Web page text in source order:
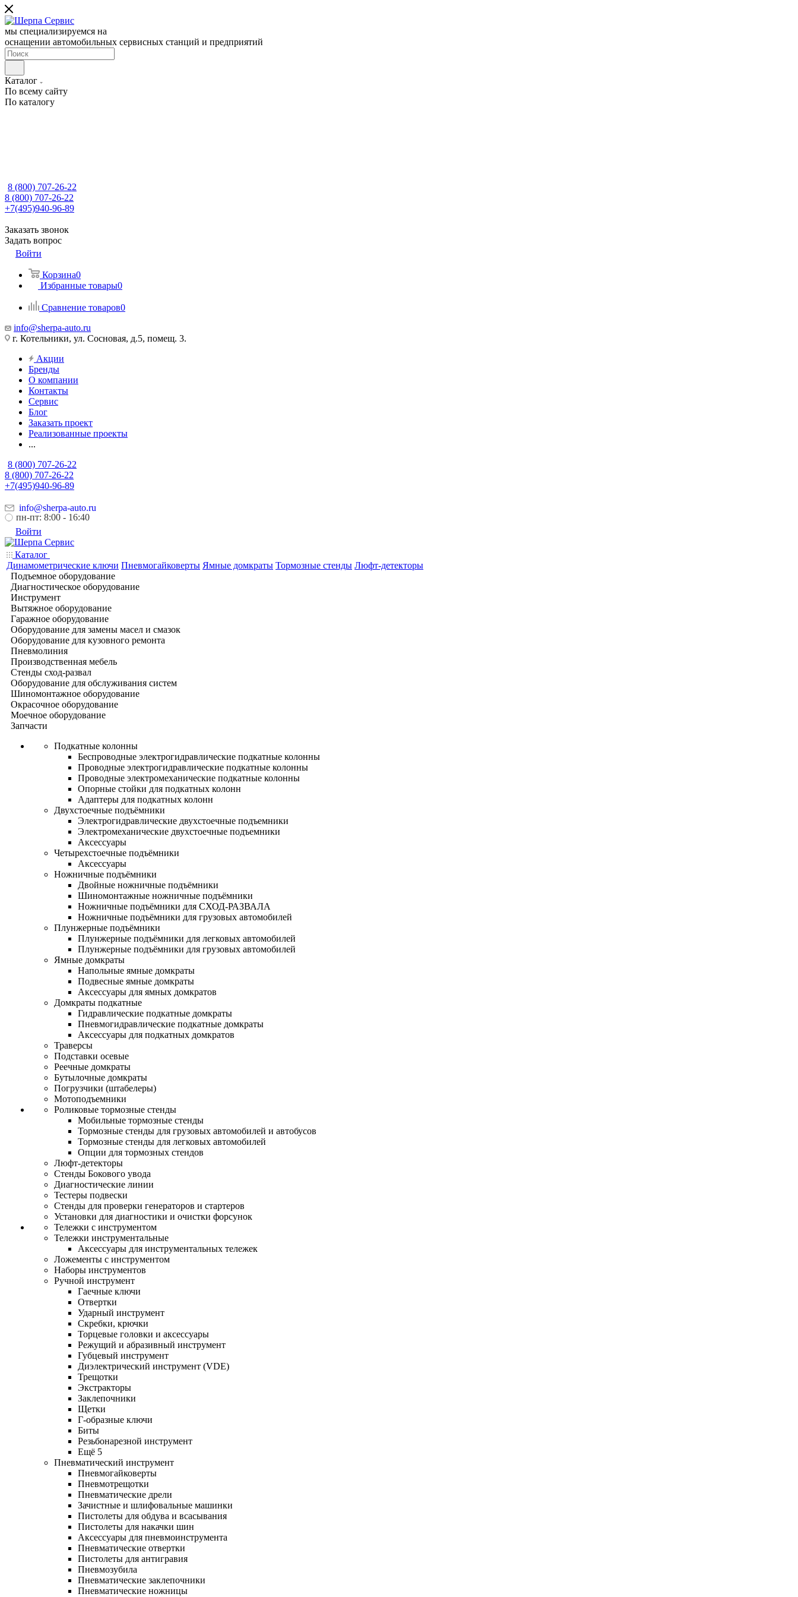
мы специализируемся на
оснащении автомобильных сервисных станций и предприятий
Каталог
По всему сайту
По каталогу
8 (800) 707-26-22
8 (800) 707-26-22
+7(495)940-96-89
Заказать звонок
Задать вопрос
Войти
Корзина0
Избранные товары0
Сравнение товаров0
info@sherpa-auto.ru
г. Котельники, ул. Сосновая, д.5, помещ. 3.
Акции
Бренды
О компании
Контакты
Сервис
Блог
Заказать проект
Реализованные проекты
...
8 (800) 707-26-22
8 (800) 707-26-22
+7(495)940-96-89
info@sherpa-auto.ru
пн-пт: 8:00 - 16:40
Войти
Каталог
Динамометрические ключи Пневмогайковерты Ямные домкраты Тормозные стенды Люфт-детекторы
Подъемное оборудование
Диагностическое оборудование
Инструмент
Вытяжное оборудование
Гаражное оборудование
Оборудование для замены масел и смазок
Оборудование для кузовного ремонта
Пневмолиния
Производственная мебель
Стенды сход-развал
Оборудование для обслуживания систем
Шиномонтажное оборудование
Окрасочное оборудование
Моечное оборудование
Запчасти
Подкатные колонны
Беспроводные электрогидравлические подкатные колонны
Проводные электрогидравлические подкатные колонны
Проводные электромеханические подкатные колонны
Опорные стойки для подкатных колонн
Адаптеры для подкатных колонн
Двухстоечные подъёмники
Электрогидравлические двухстоечные подъемники
Электромеханические двухстоечные подъемники
Аксессуары
Четырехстоечные подъёмники
Аксессуары
Ножничные подъёмники
Двойные ножничные подъёмники
Шиномонтажные ножничные подъёмники
Ножничные подъёмники для СХОД-РАЗВАЛА
Ножничные подъёмники для грузовых автомобилей
Плунжерные подъёмники
Плунжерные подъёмники для легковых автомобилей
Плунжерные подъёмники для грузовых автомобилей
Ямные домкраты
Напольные ямные домкраты
Подвесные ямные домкраты
Аксессуары для ямных домкратов
Домкраты подкатные
Гидравлические подкатные домкраты
Пневмогидравлические подкатные домкраты
Аксессуары для подкатных домкратов
Траверсы
Подставки осевые
Реечные домкраты
Бутылочные домкраты
Погрузчики (штабелеры)
Мотоподъемники
Роликовые тормозные стенды
Мобильные тормозные стенды
Тормозные стенды для грузовых автомобилей и автобусов
Тормозные стенды для легковых автомобилей
Опции для тормозных стендов
Люфт-детекторы
Стенды Бокового увода
Диагностические линии
Тестеры подвески
Стенды для проверки генераторов и стартеров
Установки для диагностики и очистки форсунок
Тележки с инструментом
Тележки инструментальные
Аксессуары для инструментальных тележек
Ложементы с инструментом
Наборы инструментов
Ручной инструмент
Гаечные ключи
Отвертки
Ударный инструмент
Скребки, крючки
Торцевые головки и аксессуары
Режущий и абразивный инструмент
Губцевый инструмент
Диэлектрический инструмент (VDE)
Трещотки
Экстракторы
Заклепочники
Щетки
Г-образные ключи
Биты
Резьбонарезной инструмент
Ещё 5
Пневматический инструмент
Пневмогайковерты
Пневмотрещотки
Пневматические дрели
Зачистные и шлифовальные машинки
Пистолеты для обдува и всасывания
Пистолеты для накачки шин
Аксессуары для пневмоинструмента
Пневматические отвертки
Пистолеты для антигравия
Пневмозубила
Пневматические заклепочники
Пневматические ножницы